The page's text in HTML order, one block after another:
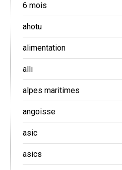
6 mois
ahotu
alimentation
alli
alpes maritimes
angoisse
asic
asics